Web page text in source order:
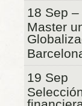
18 Sep
Master
19 Sep